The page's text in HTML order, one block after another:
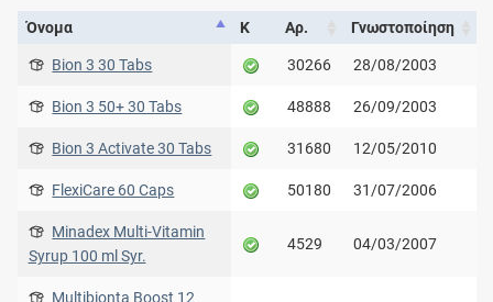
Όνομα Κ Αρ. Γνωστοποίηση
Bion 3 30 Tabs 30266 28/08/2003
Bion 3 50+ 30 Tabs 48888 26/09/2003
Bion 3 Activate 30 Tabs 31680 12/05/2010
FlexiCare 60 Caps 50180 31/07/2006
Minadex Multi-Vitamin
Syrup 100 ml Syr.
4529 04/03/2007
Multibionta Boost 12